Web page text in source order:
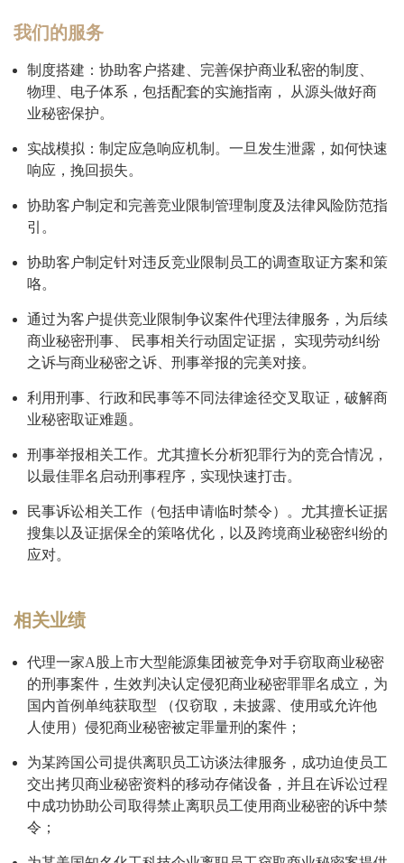
我们的服务
制度搭建：协助客户搭建、完善保护商业私密的制度、
物理、电子体系，包括配套的实施指南， 从源头做好商
业秘密保护。
实战模拟：制定应急响应机制。一旦发生泄露，如何快速
响应，挽回损失。
协助客户制定和完善竞业限制管理制度及法律风险防范指
引。
协助客户制定针对违反竞业限制员工的调查取证方案和策
咯。
通过为客户提供竞业限制争议案件代理法律服务，为后续
商业秘密刑事、 民事相关行动固定证据， 实现劳动纠纷
之诉与商业秘密之诉、刑事举报的完美对接。
利用刑事、行政和民事等不同法律途径交叉取证，破解商
业秘密取证难题。
刑事举报相关工作。尤其擅长分析犯罪行为的竞合情况，
以最佳罪名启动刑事程序，实现快速打击。
民事诉讼相关工作（包括申请临时禁令）。尤其擅长证据
搜集以及证据保全的策咯优化，以及跨境商业秘密纠纷的
应对。
相关业绩
代理一家A股上市大型能源集团被竞争对手窃取商业秘密
的刑事案件，生效判决认定侵犯商业秘密罪罪名成立，为
国内首例单纯获取型 （仅窃取，未披露、使用或允许他
人使用）侵犯商业秘密被定罪量刑的案件；
为某跨国公司提供离职员工访谈法律服务，成功迫使员工
交出拷贝商业秘密资料的移动存储设备，并且在诉讼过程
中成功协助公司取得禁止离职员工使用商业秘密的诉中禁
令；